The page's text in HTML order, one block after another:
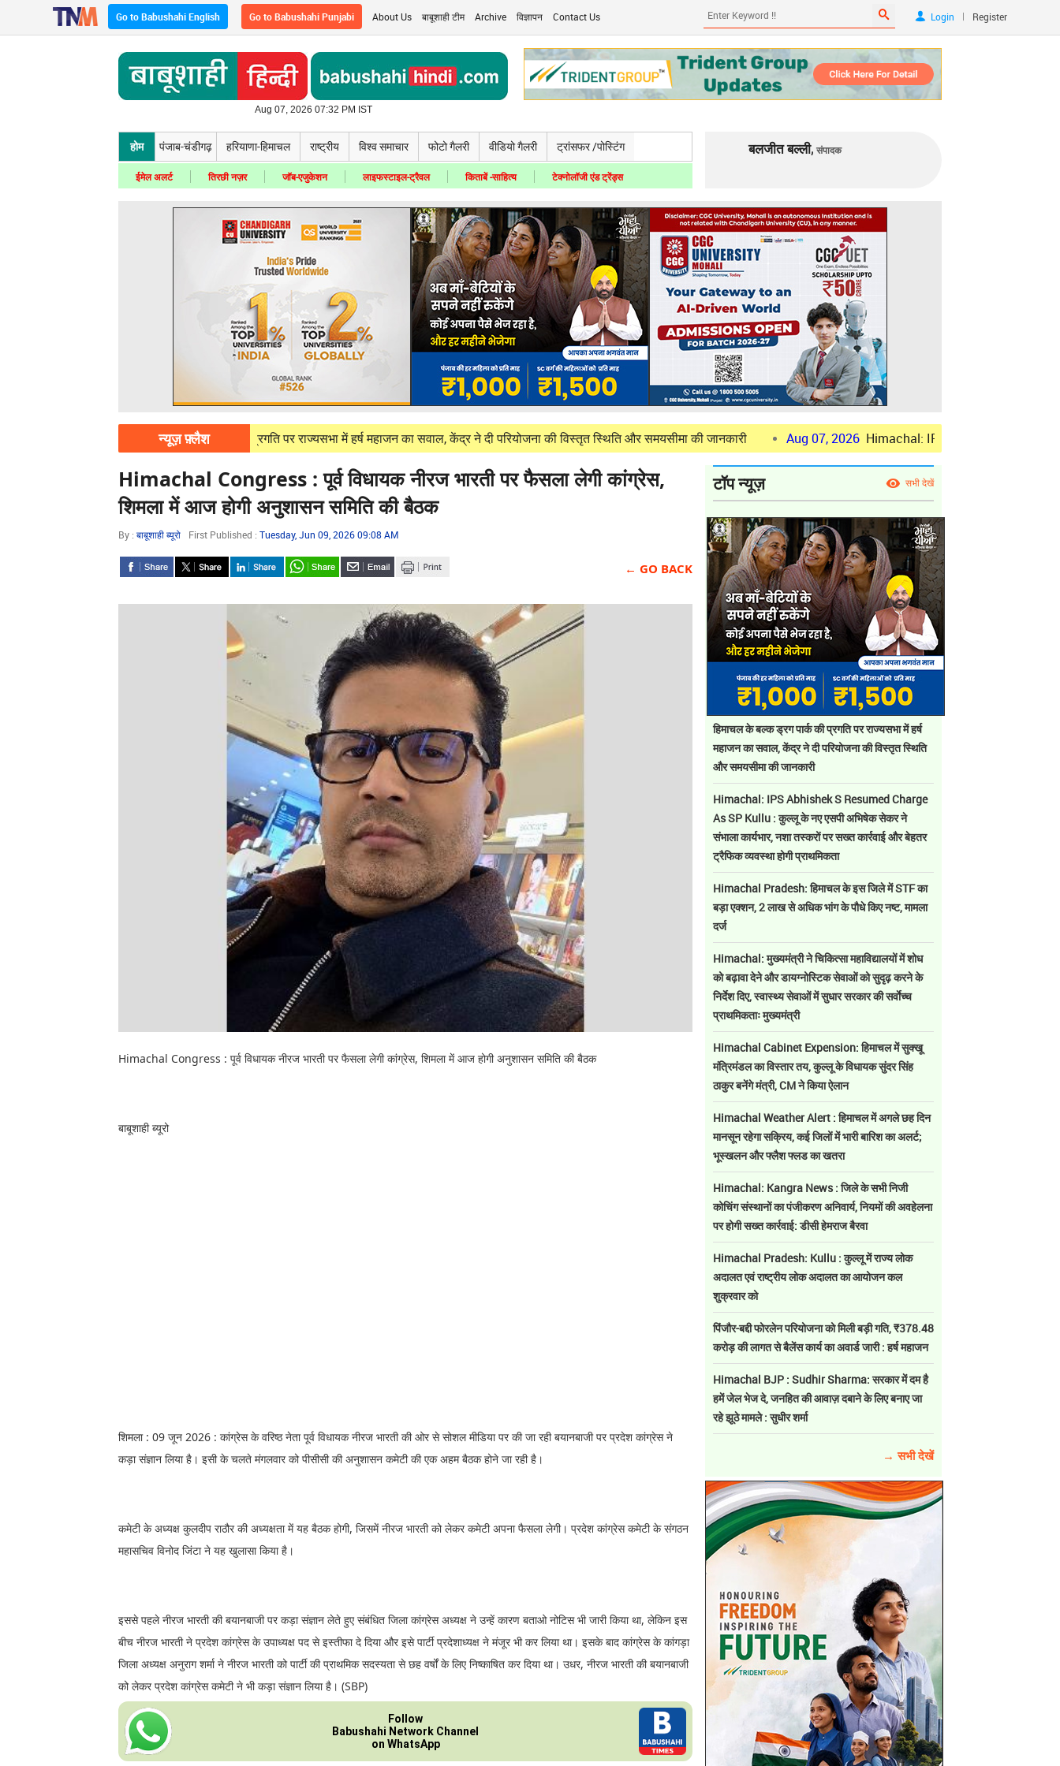
Go to Babushahi English Go to Babushahi Punjabi About Us बाबूशाही टीम Archive विज्ञापन Contact Us Login | Register
Aug 07, 2026 07:32 PM IST
होम पंजाब-चंडीगढ़ हरियाणा-हिमाचल राष्ट्रीय विश्व समाचार फोटो गैलरी वीडियो गैलरी ट्रांसफर /पोस्टिंग
ईमेल अलर्ट तिरछी नज़र जॉब-एजुकेशन लाइफस्टाइल-ट्रैवल किताबें -साहित्य टेक्नोलॉजी एंड ट्रेंड्स
बलजीत बल्ली, संपादक
न्यूज़ फ़्लैश
हिमाचल के बल्क ड्रग पार्क की प्रगति पर राज्यसभा में हर्ष महाजन का सवाल, केंद्र ने दी परियोजना की विस्तृत स्थिति और समयसीमा की जानकारी Aug 07, 2026 Himachal: IPS Abhishek S Resumed Charge As
Himachal Congress : पूर्व विधायक नीरज भारती पर फैसला लेगी कांग्रेस,
शिमला में आज होगी अनुशासन समिति की बैठक
By : बाबूशाही ब्यूरो First Published : Tuesday, Jun 09, 2026 09:08 AM
← GO BACK
Himachal Congress : पूर्व विधायक नीरज भारती पर फैसला लेगी कांग्रेस, शिमला में आज होगी अनुशासन समिति की बैठक
बाबूशाही ब्यूरो
शिमला : 09 जून 2026 : कांग्रेस के वरिष्ठ नेता पूर्व विधायक नीरज भारती की ओर से सोशल मीडिया पर की जा रही बयानबाजी पर प्रदेश कांग्रेस ने
कड़ा संज्ञान लिया है। इसी के चलते मंगलवार को पीसीसी की अनुशासन कमेटी की एक अहम बैठक होने जा रही है।
कमेटी के अध्यक्ष कुलदीप राठौर की अध्यक्षता में यह बैठक होगी, जिसमें नीरज भारती को लेकर कमेटी अपना फैसला लेगी। प्रदेश कांग्रेस कमेटी के संगठन
महासचिव विनोद जिंटा ने यह खुलासा किया है।
इससे पहले नीरज भारती की बयानबाजी पर कड़ा संज्ञान लेते हुए संबंधित जिला कांग्रेस अध्यक्ष ने उन्हें कारण बताओ नोटिस भी जारी किया था, लेकिन इस
बीच नीरज भारती ने प्रदेश कांग्रेस के उपाध्यक्ष पद से इस्तीफा दे दिया और इसे पार्टी प्रदेशाध्यक्ष ने मंजूर भी कर लिया था। इसके बाद कांग्रेस के कांगड़ा
जिला अध्यक्ष अनुराग शर्मा ने नीरज भारती को पार्टी की प्राथमिक सदस्यता से छह वर्षों के लिए निष्काषित कर दिया था। उधर, नीरज भारती की बयानबाजी
को लेकर प्रदेश कांग्रेस कमेटी ने भी कड़ा संज्ञान लिया है। (SBP)
Follow
Babushahi Network Channel
on WhatsApp
टॉप न्यूज़ सभी देखें
हिमाचल के बल्क ड्रग पार्क की प्रगति पर राज्यसभा में हर्ष
महाजन का सवाल, केंद्र ने दी परियोजना की विस्तृत स्थिति
और समयसीमा की जानकारी
Himachal: IPS Abhishek S Resumed Charge
As SP Kullu : कुल्लू के नए एसपी अभिषेक सेकर ने
संभाला कार्यभार, नशा तस्करों पर सख्त कार्रवाई और बेहतर
ट्रैफिक व्यवस्था होगी प्राथमिकता
Himachal Pradesh: हिमाचल के इस जिले में STF का
बड़ा एक्शन, 2 लाख से अधिक भांग के पौधे किए नष्ट, मामला
दर्ज
Himachal: मुख्यमंत्री ने चिकित्सा महाविद्यालयों में शोध
को बढ़ावा देने और डायग्नोस्टिक सेवाओं को सुदृढ़ करने के
निर्देश दिए, स्वास्थ्य सेवाओं में सुधार सरकार की सर्वाेच्च
प्राथमिकताः मुख्यमंत्री
Himachal Cabinet Expension: हिमाचल में सुक्खू
मंत्रिमंडल का विस्तार तय, कुल्लू के विधायक सुंदर सिंह
ठाकुर बनेंगे मंत्री, CM ने किया ऐलान
Himachal Weather Alert : हिमाचल में अगले छह दिन
मानसून रहेगा सक्रिय, कई जिलों में भारी बारिश का अलर्ट;
भूस्खलन और फ्लैश फ्लड का खतरा
Himachal: Kangra News : जिले के सभी निजी
कोचिंग संस्थानों का पंजीकरण अनिवार्य, नियमों की अवहेलना
पर होगी सख्त कार्रवाई: डीसी हेमराज बैरवा
Himachal Pradesh: Kullu : कुल्लू में राज्य लोक
अदालत एवं राष्ट्रीय लोक अदालत का आयोजन कल
शुक्रवार को
पिंजौर-बद्दी फोरलेन परियोजना को मिली बड़ी गति, ₹378.48
करोड़ की लागत से बैलेंस कार्य का अवार्ड जारी : हर्ष महाजन
Himachal BJP : Sudhir Sharma: सरकार में दम है
हमें जेल भेज दे, जनहित की आवाज़ दबाने के लिए बनाए जा
रहे झूठे मामले : सुधीर शर्मा
→ सभी देखें